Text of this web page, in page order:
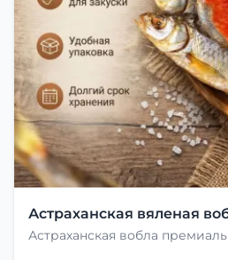
Астраханская вяленая
Астраханская вобла